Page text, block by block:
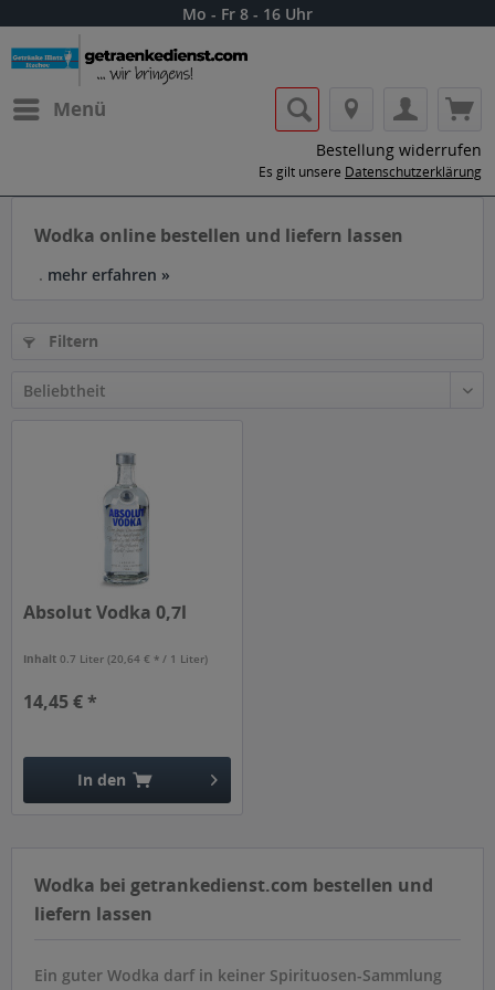
Mo - Fr 8 - 16 Uhr
Menü
Bestellung widerrufen
Es gilt unsere Datenschutzerklärung
Wodka online bestellen und liefern lassen
. mehr erfahren »
Filtern
Absolut Vodka 0,7l
Inhalt0.7 Liter(20,64 € * / 1 Liter)
14,45 € *
In den
Wodka bei getrankedienst.com bestellen und
liefern lassen
Ein guter Wodka darf in keiner Spirituosen-Sammlung